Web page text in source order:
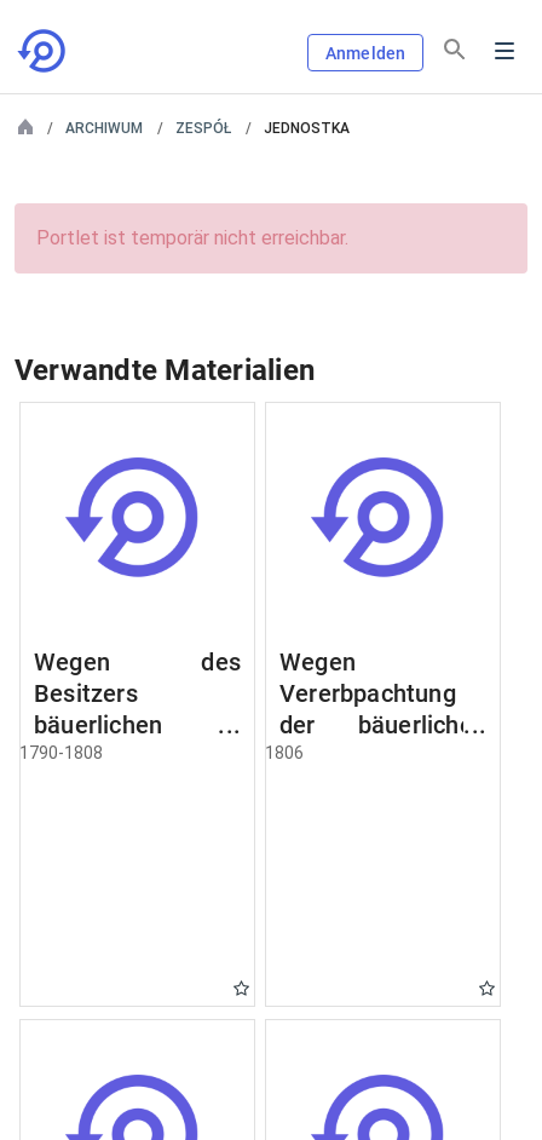
Anmelden
ARCHIWUM ZESPÓŁ JEDNOSTKA
Portlet ist temporär nicht erreichbar.
Verwandte Materialien
Wegen des
Besitzers
bäuerlichen
Grundstücke, den
1790-1808
Wegen
Vererbpachtung
der bäuerlichen
Grundstücke und
1806